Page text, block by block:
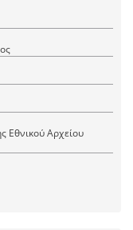
Εθνικού Αρχείου